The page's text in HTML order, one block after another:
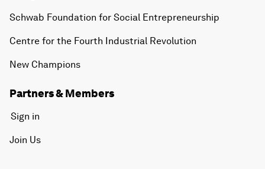
Schwab Foundation for Social Entrepreneurship
Centre for the Fourth Industrial Revolution
New Champions
Partners & Members
Sign in
Join Us